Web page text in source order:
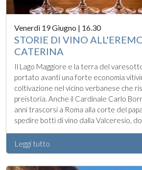
Venerdì 19 Giugno | 16.30
STORIE DI VINO
CATERINA
Il Lago Maggiore e la terra del
portato avanti una forte economia
coltivazione nel vicino verbanese che
preistoria. Anche il Cardinale Carlo
anni trascorsi a Roma alla corte del
spedire botti di vino dalla Valceresio,
Leggi tutto